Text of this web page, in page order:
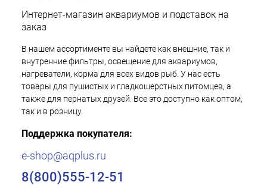
Интернет-магазин аквариумов и подставок на
заказ
В нашем ассортименте вы найдете как внешние, так и
внутренние фильтры, освещение для аквариумов,
нагреватели, корма для всех видов рыб. У нас есть
товары для пушистых и гладкошерстных питомцев, а
также для пернатых друзей. Все это доступно как оптом,
так и в розницу.
Поддержка покупателя:
e-shop@aqplus.ru
8(800)555-12-51